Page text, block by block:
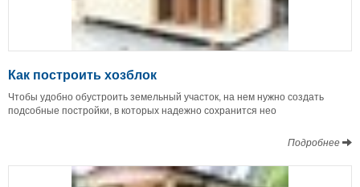
Как построить хозблок
Чтобы удобно обустроить земельный участок, на нем нужно создать
подсобные постройки, в которых надежно сохранится нео
Подробнее